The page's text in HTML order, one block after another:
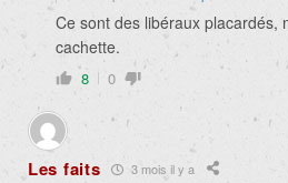
Ce sont des libéraux placardés,
cachette.
8 0
Les faits 3 mois il y a